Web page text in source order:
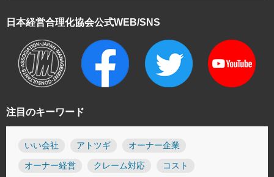
注目のキーワード
いい会社 アトツギ オーナー企業
オーナー経営 クレーム対応 コスト
日本経営合理化協会公式WEB/SNS